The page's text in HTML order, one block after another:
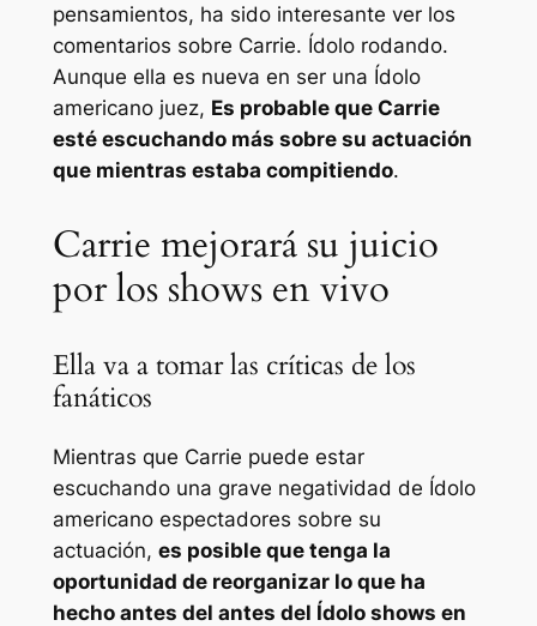
pensamientos, ha sido interesante ver los
comentarios sobre Carrie. Ídolo rodando.
Aunque ella es nueva en ser una Ídolo
americano juez, Es probable que Carrie
esté escuchando más sobre su actuación
que mientras estaba compitiendo.
Carrie mejorará su juicio
por los shows en vivo
Ella va a tomar las críticas de los
fanáticos
Mientras que Carrie puede estar
escuchando una grave negatividad de Ídolo
americano espectadores sobre su
actuación, es posible que tenga la
oportunidad de reorganizar lo que ha
hecho antes del antes del Ídolo shows en